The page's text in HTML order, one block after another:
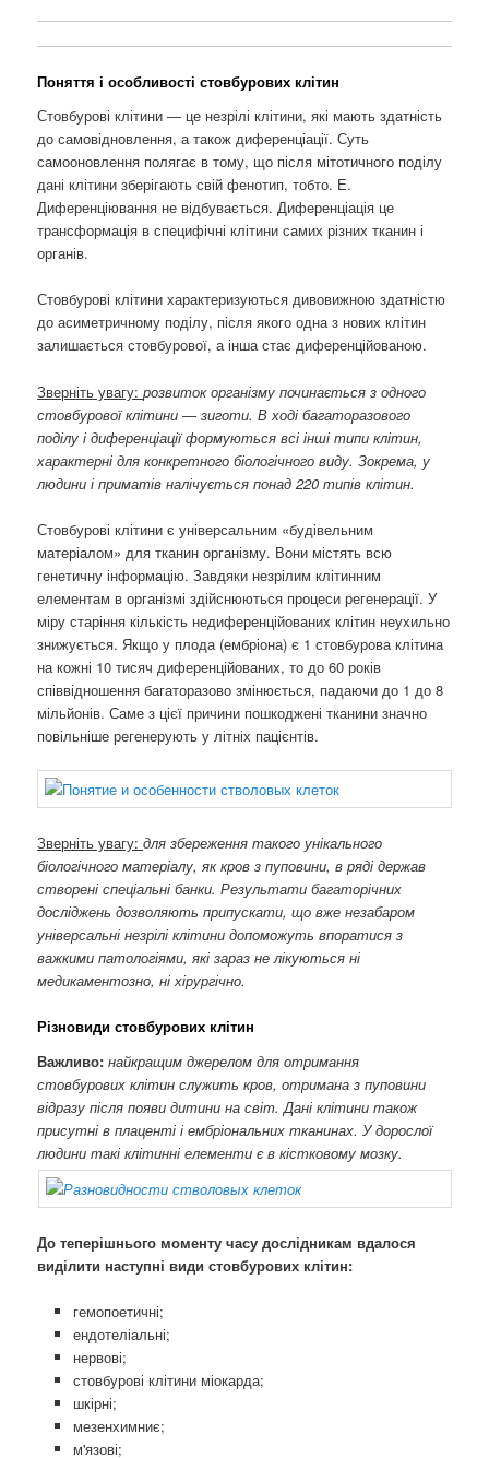
Поняття і особливості стовбурових клітин
Стовбурові клітини — це незрілі клітини, які мають здатність
до самовідновлення, а також диференціації. Суть
самооновлення полягає в тому, що після мітотичного поділу
дані клітини зберігають свій фенотип, тобто. Е.
Диференціювання не відбувається. Диференціація це
трансформація в специфічні клітини самих різних тканин і
органів.
Стовбурові клітини характеризуються дивовижною здатністю
до асиметричному поділу, після якого одна з нових клітин
залишається стовбурової, а інша стає диференційованою.
Зверніть увагу:розвиток організму починається з одного
стовбурової клітини — зиготи. В ході багаторазового
поділу і диференціації формуються всі інші типи клітин,
характерні для конкретного біологічного виду. Зокрема, у
людини і приматів налічується понад 220 типів клітин.
Стовбурові клітини є універсальним «будівельним
матеріалом» для тканин організму. Вони містять всю
генетичну інформацію. Завдяки незрілим клітинним
елементам в організмі здійснюються процеси регенерації. У
міру старіння кількість недиференційованих клітин неухильно
знижується. Якщо у плода (ембріона) є 1 стовбурова клітина
на кожні 10 тисяч диференційованих, то до 60 років
співвідношення багаторазово змінюється, падаючи до 1 до 8
мільйонів. Саме з цієї причини пошкоджені тканини значно
повільніше регенерують у літніх пацієнтів.
Зверніть увагу:для збереження такого унікального
біологічного матеріалу, як кров з пуповини, в ряді держав
створені спеціальні банки. Результати багаторічних
досліджень дозволяють припускати, що вже незабаром
універсальні незрілі клітини допоможуть впоратися з
важкими патологіями, які зараз не лікуються ні
медикаментозно, ні хірургічно.
Різновиди стовбурових клітин
Важливо:найкращим джерелом для отримання
стовбурових клітин служить кров, отримана з пуповини
відразу після появи дитини на світ. Дані клітини також
присутні в плаценті і ембріональних тканинах. У дорослої
людини такі клітинні елементи є в кістковому мозку.
До теперішнього моменту часу дослідникам вдалося
виділити наступні види стовбурових клітин:
гемопоетичні;
ендотеліальні;
нервові;
стовбурові клітини міокарда;
шкірні;
мезенхимниє;
м'язові;